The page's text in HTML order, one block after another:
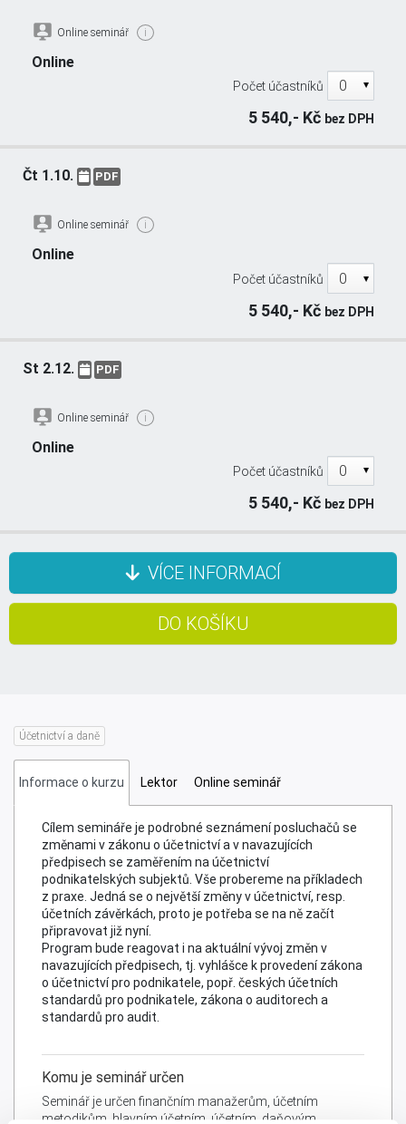
Online seminář i
Online
Počet účastníků
5 540,- Kč bez DPH
Čt 1.10. PDF
Online seminář i
Online
Počet účastníků
5 540,- Kč bez DPH
St 2.12. PDF
Online seminář i
Online
Počet účastníků
5 540,- Kč bez DPH
VÍCE INFORMACÍ
předpisy
Účetnictví a daně
Informace o kurzu Lektor Online seminář
Cílem semináře je podrobné seznámení posluchačů se
změnami v zákonu o účetnictví a v navazujících
předpisech se zaměřením na účetnictví
podnikatelských subjektů. Vše probereme na příkladech
z praxe. Jedná se o největší změny v účetnictví, resp.
účetních závěrkách, proto je potřeba se na ně začít
připravovat již nyní.
Program bude reagovat i na aktuální vývoj změn v
navazujících předpisech, tj. vyhlášce k provedení zákona
o účetnictví pro podnikatele, popř. českých účetních
standardů pro podnikatele, zákona o auditorech a
standardů pro audit.
Komu je seminář určen
Seminář je určen finančním manažerům, účetním
metodikům, hlavním účetním, účetním, daňovým